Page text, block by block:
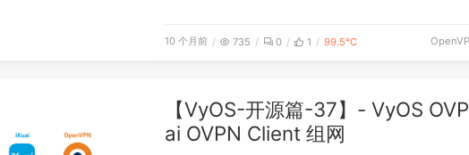
10 个月前 735 0 1 99.5℃
【VyOS-开源篇-37】- VyOS
ai OVPN Client 组网